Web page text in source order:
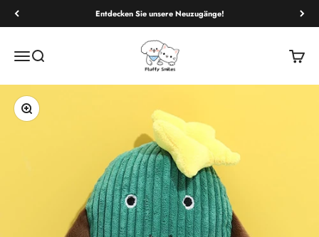
Entdecken Sie unsere Neuzugänge!
Navigationsmenü öffnen
Suche öffnen
Fluffy Smiles
Bild vergrößern